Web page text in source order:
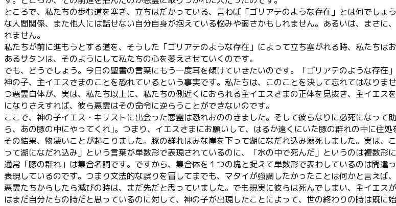
ところで、私たちの歩む道を塞ぎ、立ちはだかっている、言わば「ゴリアテのような存在」とは何でし
な人間関係、また他人には話せない自分自身が抱えている悩みや弱さかもしれません。あるいは、まさ
れません。
私たちが前に進もうとする道を、そうした「ゴリアテのような存在」によって立ち塞がれる時、私たち
あるサタンは、そのようにして私たちの心を萎えさせていくのです。
でも、どうでしょう。今日の聖書の言葉にもう一度耳を傾けていきたいのです。「ゴリアテのような存
神の子、主イエスさまのことを恐れているという事実です。私たちは、このことを決して忘れてはなり
つ悪霊自体が、実は、私たち以上に、私たちの側近くにおられる主イエスさまの正体を見抜き、主イエ
になりさえすれば、彼ら悪霊はその命令に逆らうことができないのです。
ここで、神の子イエス・キリストに出会った悪霊は恐れおののきました。そして彼らなりに必死になっ
ら、あの豚の中にやってくれ｣。つまり、イエスさまにお願いして、はるか遠くにいた豚の群れの中に住処
その結果、物凄いことが起こりました。豚の群れはみな崖を下って湖になだれ込み溺死しました。実は
って湖になだれ込み」という言葉が単数形で表現されているのに、「水の中で死んだ」というのは複数形に
通常「豚の群れ」は集合名詞です。ですから、集合体を１つの塊と捉えて単数形で表わしているのは間
表現しているのです。つまり文法的な誤りを冒してまでも、マタイが強調したかったことは何かと言えば
悪霊たちからしたら滅びの時は、まだ先だと思っていました。でも現実に彼らは死んでしまい、主イエ
はまだ自分たちの時だと思っているのに対して、神の子が出現したことによって、世の終わりの時は既に